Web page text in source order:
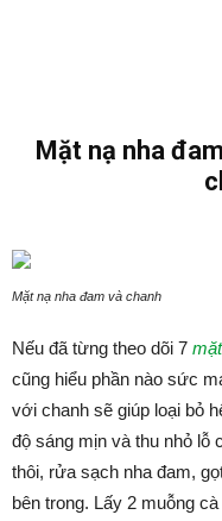
Mặt nạ nha
Mặt nạ nha đam và chanh
Nếu đã từng theo dõi 7
cũng hiểu phần nào sức
với chanh sẽ giúp loại bỏ
độ sáng mịn và thu nhỏ lỗ
thôi, rửa sạch nha đam,
bên trong. Lấy 2 muỗng